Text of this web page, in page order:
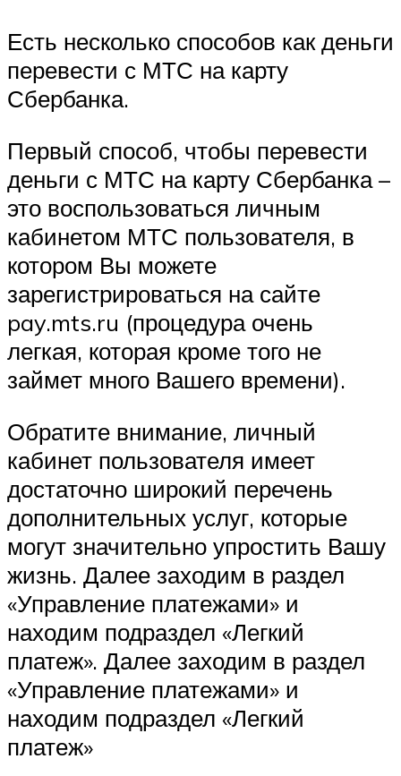
Есть несколько способов как деньги
перевести с МТС на карту
Сбербанка.
Первый способ, чтобы перевести
деньги с МТС на карту Сбербанка –
это воспользоваться личным
кабинетом МТС пользователя, в
котором Вы можете
зарегистрироваться на сайте
pay.mts.ru (процедура очень
легкая, которая кроме того не
займет много Вашего времени).
Обратите внимание, личный
кабинет пользователя имеет
достаточно широкий перечень
дополнительных услуг, которые
могут значительно упростить Вашу
жизнь. Далее заходим в раздел
«Управление платежами» и
находим подраздел «Легкий
платеж». Далее заходим в раздел
«Управление платежами» и
находим подраздел «Легкий
платеж»